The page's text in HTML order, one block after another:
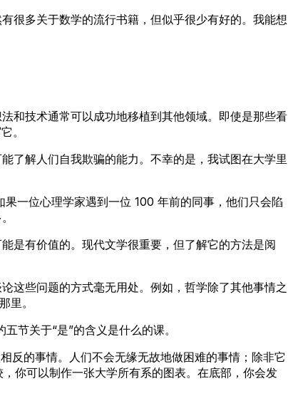
很多关于数学的流行书籍，但似乎很少有好的。我能想
和技术通常可以成功地移植到其他领域。即使是那些看
。
了解人们自我欺骗的能力。不幸的是，我试图在大学里
一位心理学家遇到一位 100 年前的同事，他们只会陷
是有价值的。现代文学很重要，但了解它的方法是阅
这些问题的方式毫无用处。例如，哲学除了其他事情之
里。
节关于“是”的含义是什么的课。
反的事情。人们不会无缘无故地做困难的事情；除非它
你可以制作一张大学所有系的图表。在底部，你会发